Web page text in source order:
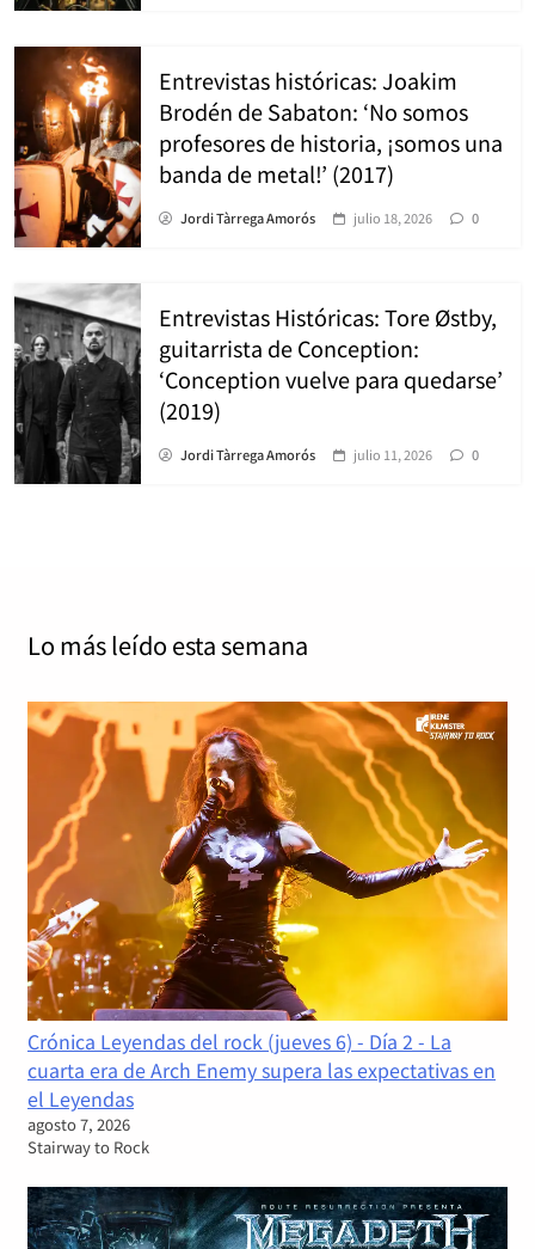
Entrevistas históricas: Joakim
Brodén de Sabaton: ‘No somos
profesores de historia, ¡somos una
banda de metal!’ (2017)
Jordi Tàrrega Amorós julio 18, 2026 0
Entrevistas Históricas: Tore Østby,
guitarrista de Conception:
‘Conception vuelve para quedarse’
(2019)
Jordi Tàrrega Amorós julio 11, 2026 0
Lo más leído esta semana
Crónica Leyendas del rock (jueves 6) - Día 2 - La
cuarta era de Arch Enemy supera las expectativas en
el Leyendas
agosto 7, 2026
Stairway to Rock